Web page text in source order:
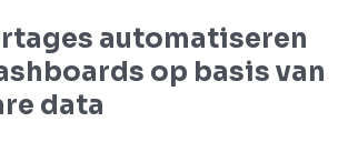
automatiseren
op basis van
data